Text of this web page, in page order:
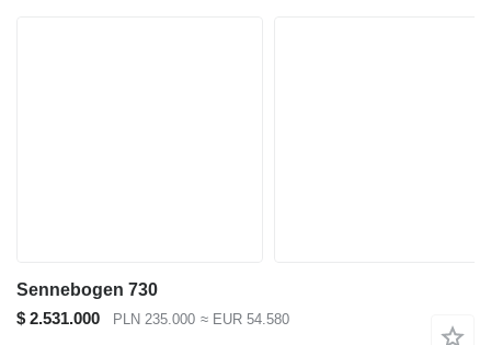
Sennebogen 730
$ 2.531.000
PLN 235.000 ≈ EUR 54.580